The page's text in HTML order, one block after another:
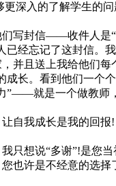
更深入的了解学生的
写封信——收件人是
已经忘记了这封信。
并且送上我给他们每
成长。看到他们一个
”——就是一个做教师
自我成长是我的回报!
只想说“多谢”!是您当
也许是不经意的选择